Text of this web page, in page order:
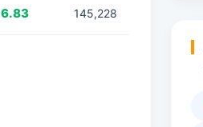
6.83 145,228